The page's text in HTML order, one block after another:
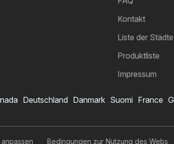
Kontakt
Liste der Städte
Produktliste
Impressum
Deutschland Danmark Suomi France
Bedingungen zur Nutzung des Webs